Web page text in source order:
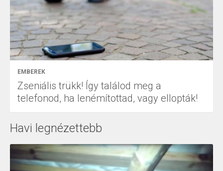
EMBEREK
Zseniális trükk! Így találod meg a
telefonod, ha lenémítottad, vagy ellopták!
Havi legnézettebb